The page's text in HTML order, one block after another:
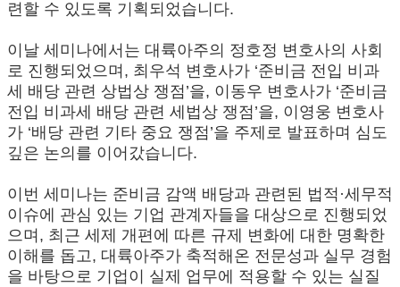
련할 수 있도록 기획되었습니다.
이날 세미나에서는 대륙아주의 정호정 변호사의 사회
로 진행되었으며, 최우석 변호사가 ‘준비금 전입 비과
세 배당 관련 상법상 쟁점’을, 이동우 변호사가 ‘준비금
전입 비과세 배당 관련 세법상 쟁점’을, 이영웅 변호사
가 ‘배당 관련 기타 중요 쟁점’을 주제로 발표하며 심도
깊은 논의를 이어갔습니다.
이번 세미나는 준비금 감액 배당과 관련된 법적·세무적
이슈에 관심 있는 기업 관계자들을 대상으로 진행되었
으며, 최근 세제 개편에 따른 규제 변화에 대한 명확한
이해를 돕고, 대륙아주가 축적해온 전문성과 실무 경험
을 바탕으로 기업이 실제 업무에 적용할 수 있는 실질